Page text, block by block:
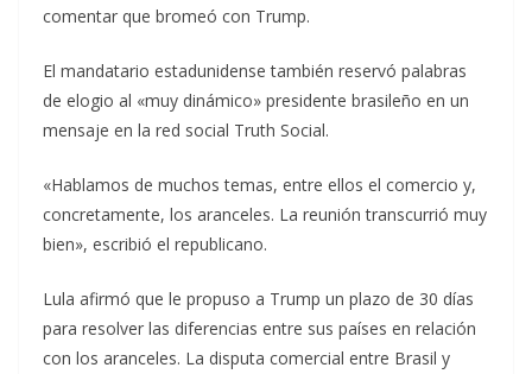
comentar que bromeó con Trump.
El mandatario estadunidense también reservó palabras
de elogio al «muy dinámico» presidente brasileño en un
mensaje en la red social Truth Social.
«Hablamos de muchos temas, entre ellos el comercio y,
concretamente, los aranceles. La reunión transcurrió muy
bien», escribió el republicano.
Lula afirmó que le propuso a Trump un plazo de 30 días
para resolver las diferencias entre sus países en relación
con los aranceles. La disputa comercial entre Brasil y